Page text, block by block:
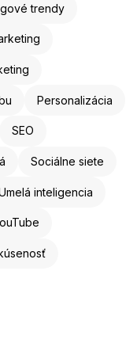
trendy
Personalizácia
SEO
Sociálne siete
inteligencia